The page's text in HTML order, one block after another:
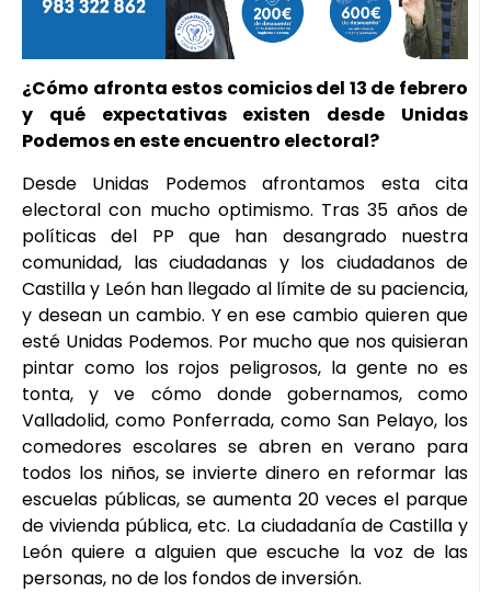
¿Cómo afronta estos comicios del 13 de febrero
y qué expectativas existen desde Unidas
Podemos en este encuentro electoral?
Desde Unidas Podemos afrontamos esta cita
electoral con mucho optimismo. Tras 35 años de
políticas del PP que han desangrado nuestra
comunidad, las ciudadanas y los ciudadanos de
Castilla y León han llegado al límite de su paciencia,
y desean un cambio. Y en ese cambio quieren que
esté Unidas Podemos. Por mucho que nos quisieran
pintar como los rojos peligrosos, la gente no es
tonta, y ve cómo donde gobernamos, como
Valladolid, como Ponferrada, como San Pelayo, los
comedores escolares se abren en verano para
todos los niños, se invierte dinero en reformar las
escuelas públicas, se aumenta 20 veces el parque
de vivienda pública, etc. La ciudadanía de Castilla y
León quiere a alguien que escuche la voz de las
personas, no de los fondos de inversión.